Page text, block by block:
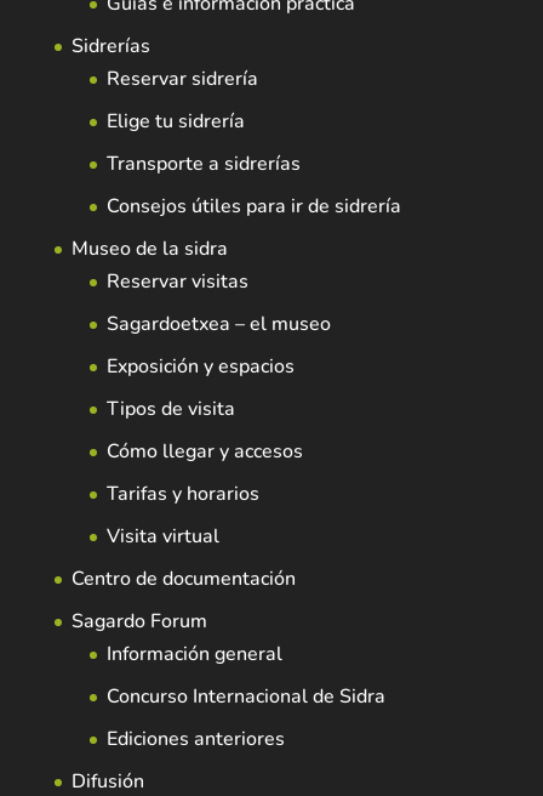
Sidrerías
Reservar sidrería
Elige tu sidrería
Transporte a sidrerías
Consejos útiles para ir de sidrería
Museo de la sidra
Reservar visitas
Sagardoetxea – el museo
Exposición y espacios
Tipos de visita
Cómo llegar y accesos
Tarifas y horarios
Visita virtual
Centro de documentación
Sagardo Forum
Información general
Concurso Internacional de Sidra
Ediciones anteriores
Difusión